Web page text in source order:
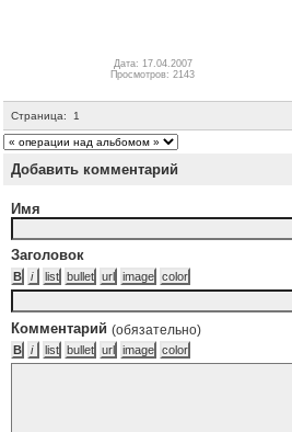
Дата: 17.04.2007
Просмотров: 2143
Страница: 1
Добавить комментарий
Имя
Заголовок
Комментарий (обязательно)